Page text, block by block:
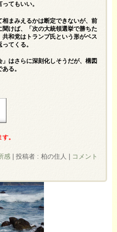
てもいい。
まみえるかは断定できないが、前
けば、「次の大統領選挙で勝ちた
和党はトランプ氏という形がベス
てくる。
はさらに深刻化しそうだが、構図
る。
。
感 投稿者 : 柏の住人
コメント